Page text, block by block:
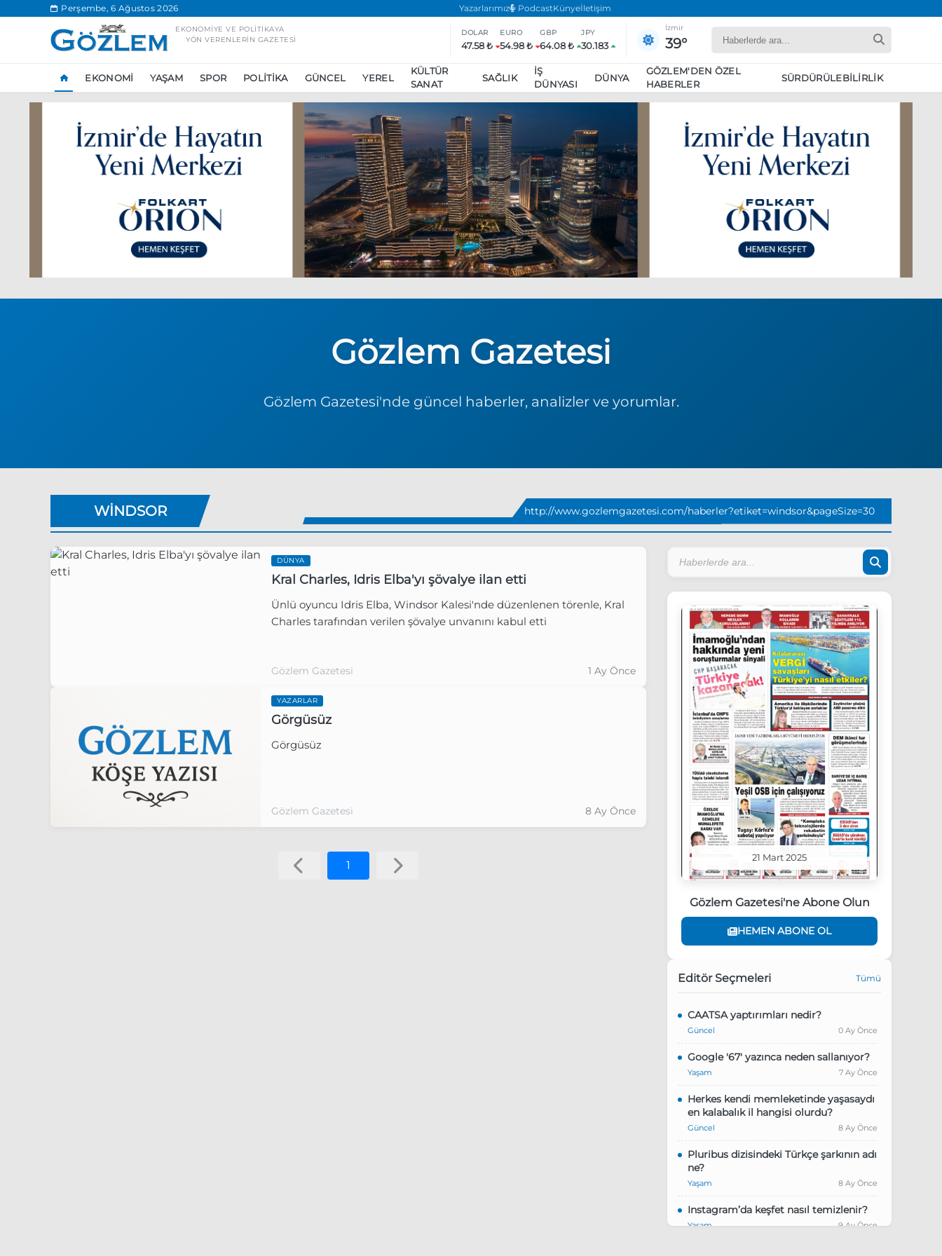
Perşembe, 6 Ağustos 2026 Yazarlarımız PodcastKünyeİletişim
EKONOMIYE VE POLITIKAYA
YÖN VERENLERIN GAZETESI
DOLAR
47.58 ₺
EURO
54.98 ₺
GBP
64.08 ₺
JPY
30.183
İzmir
39°
EKONOMI YAŞAM SPOR POLITIKA GÜNCEL YEREL
KÜLTÜR
SANAT
SAĞLIK
İŞ
DÜNYASI
DÜNYA
GÖZLEM'DEN ÖZEL
HABERLER
SÜRDÜRÜLEBILIRLIK
Ankara’da eylem yasağı uzatıldı
Özgür Özel, Ekrem İmamoğlu’nu ziyaret edecek
Ünlü çift bir etkinliğe daha katılmama kararı aldı
Boykot
Gözlem Gazetesi
Gözlem Gazetesi'nde güncel haberler, analizler ve yorumlar.
WINDSOR http://www.gozlemgazetesi.com/haberler?etiket=windsor&pageSize=30
DÜNYA
Kral Charles, Idris Elba'yı şövalye ilan etti
Ünlü oyuncu Idris Elba, Windsor Kalesi'nde düzenlenen törenle, Kral
Charles tarafından verilen şövalye unvanını kabul etti
Gözlem Gazetesi 1 Ay Önce
YAZARLAR
Görgüsüz
Görgüsüz
Gözlem Gazetesi 8 Ay Önce
1
21 Mart 2025
Gözlem Gazetesi'ne Abone Olun
HEMEN ABONE OL
Editör Seçmeleri Tümü
CAATSA yaptırımları nedir?
Güncel 0 Ay Önce
Google '67' yazınca neden sallanıyor?
Yaşam 7 Ay Önce
Herkes kendi memleketinde yaşasaydı
en kalabalık il hangisi olurdu?
Güncel 8 Ay Önce
Pluribus dizisindeki Türkçe şarkının adı
ne?
Yaşam 8 Ay Önce
Instagram’da keşfet nasıl temizlenir?
Yaşam 9 Ay Önce